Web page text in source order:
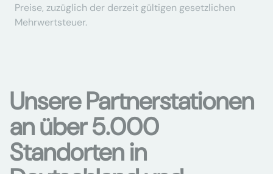
Preise, zuzüglich der derzeit gültigen gesetzlichen
Mehrwertsteuer.
Unsere Partnerstationen
an über 5.000
Standorten in